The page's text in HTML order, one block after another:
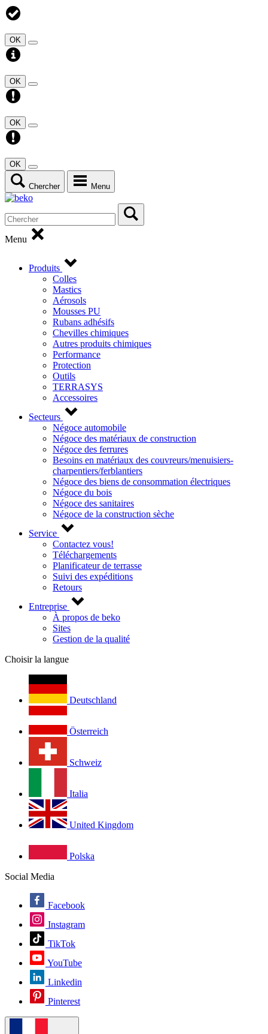
OK
OK
OK
OK
Chercher Menu
Menu
Produits
Colles
Mastics
Aérosols
Mousses PU
Rubans adhésifs
Chevilles chimiques
Autres produits chimiques
Performance
Protection
Outils
TERRASYS
Accessoires
Secteurs
Négoce automobile
Négoce des matériaux de construction
Négoce des ferrures
Besoins en matériaux des couvreurs/menuisiers-
charpentiers/ferblantiers
Négoce des biens de consommation électriques
Négoce du bois
Négoce des sanitaires
Négoce de la construction sèche
Service
Contactez vous!
Téléchargements
Planificateur de terrasse
Suivi des expéditions
Retours
Entreprise
À propos de beko
Sites
Gestion de la qualité
Choisir la langue
Deutschland
Österreich
Schweiz
Italia
United Kingdom
Polska
Social Media
Facebook
Instagram
TikTok
YouTube
Linkedin
Pinterest